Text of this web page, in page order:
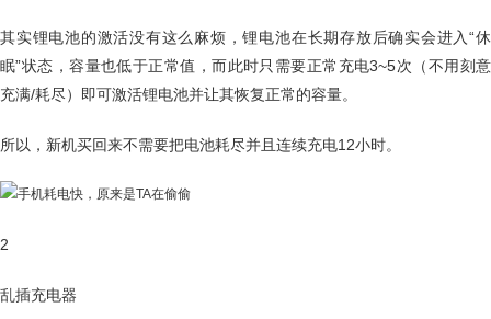
其实锂电池的激活没有这么麻烦，锂电池在长期存放后确实会进入“休
眠”状态，容量也低于正常值，而此时只需要正常充电3~5次（不用刻意
充满/耗尽）即可激活锂电池并让其恢复正常的容量。
所以，新机买回来不需要把电池耗尽并且连续充电12小时。
2
乱插充电器